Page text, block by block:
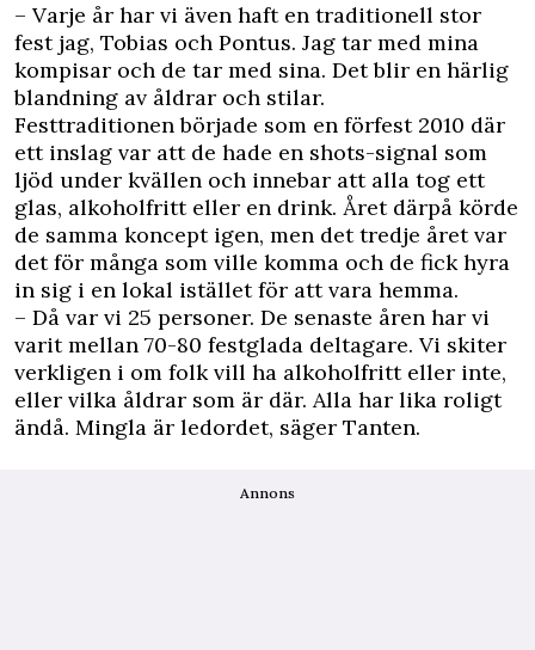
– Varje år har vi även haft en traditionell stor
fest jag, Tobias och Pontus. Jag tar med mina
kompisar och de tar med sina. Det blir en härlig
blandning av åldrar och stilar.
Festtraditionen började som en förfest 2010 där
ett inslag var att de hade en shots-signal som
ljöd under kvällen och innebar att alla tog ett
glas, alkoholfritt eller en drink. Året därpå körde
de samma koncept igen, men det tredje året var
det för många som ville komma och de fick hyra
in sig i en lokal istället för att vara hemma.
– Då var vi 25 personer. De senaste åren har vi
varit mellan 70-80 festglada deltagare. Vi skiter
verkligen i om folk vill ha alkoholfritt eller inte,
eller vilka åldrar som är där. Alla har lika roligt
ändå. Mingla är ledordet, säger Tanten.
Annons